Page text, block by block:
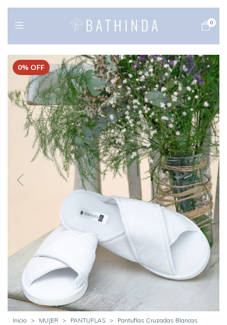
0
0% OFF 1/3
Inicio > MUJER > PANTUFLAS > Pantuflas Cruzadas Blancas